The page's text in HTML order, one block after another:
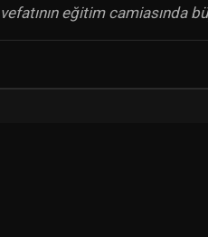
eğitim camiasında